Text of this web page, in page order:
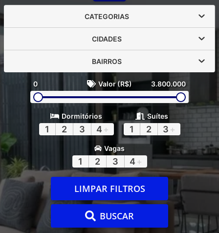
CATEGORIAS
CIDADES
BAIRROS
0 Valor (R$) 3.800.000
Dormitórios
1 2 3 4 +
Suítes
1 2 3 +
Vagas
1 2 3 4 +
LIMPAR FILTROS
BUSCAR